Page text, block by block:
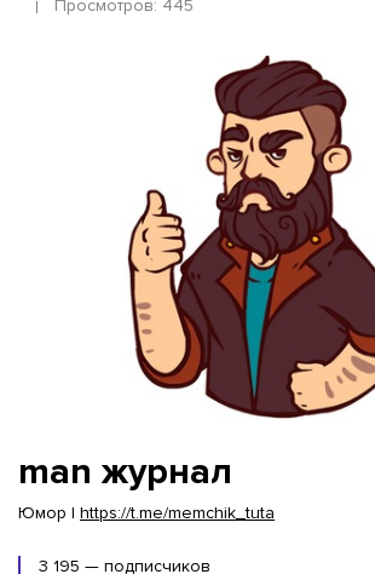
Просмотров: 445
man журнал
Юмор | https://t.me/memchik_tuta
3 195 — подписчиков